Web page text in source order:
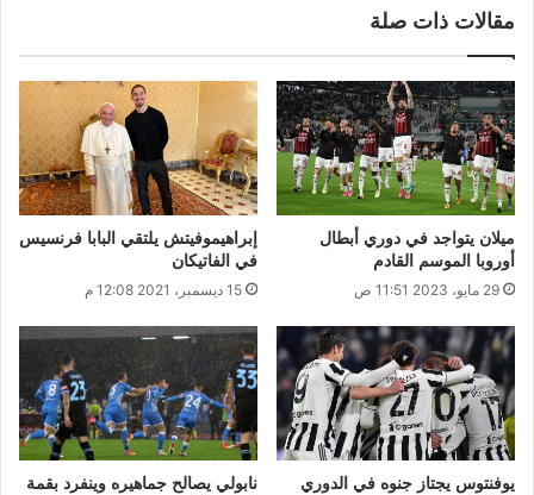
مقالات ذات صلة
ميلان يتواجد في دوري أبطال
أوروبا الموسم القادم
29 مايو، 2023 11:51 ص
إبراهيموفيتش يلتقي البابا فرنسيس
في الفاتيكان
15 ديسمبر، 2021 12:08 م
يوفنتوس يجتاز جنوه في الدوري
نابولي يصالح جماهيره وينفرد بقمة